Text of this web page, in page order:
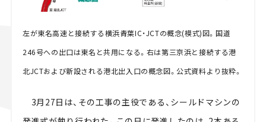
左が東名高速と接続する横浜青葉IC・JCTの概念(模式)図。国道
246号への出口は東名と共用になる。右は第三京浜と接続する港
北JCTおよび新設される港北出入口の概念図。公式資料より抜粋。
3月27日は、その工事の主役である、シールドマシンの